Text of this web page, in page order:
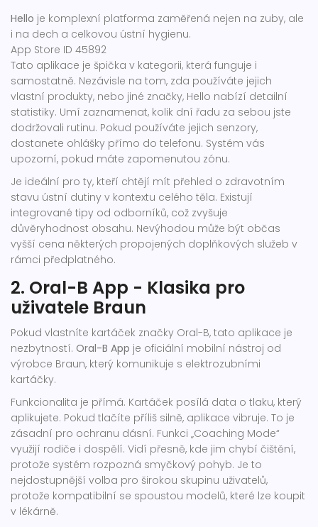
Hello je komplexní platforma zaměřená nejen na zuby, ale
i na dech a celkovou ústní hygienu.
App Store ID 45892
Tato aplikace je špička v kategorii, která funguje i
samostatně. Nezávisle na tom, zda používáte jejich
vlastní produkty, nebo jiné značky, Hello nabízí detailní
statistiky. Umí zaznamenat, kolik dní řadu za sebou jste
dodržovali rutinu. Pokud používáte jejich senzory,
dostanete ohlášky přímo do telefonu. Systém vás
upozorní, pokud máte zapomenutou zónu.
Je ideální pro ty, kteří chtějí mít přehled o zdravotním
stavu ústní dutiny v kontextu celého těla. Existují
integrované tipy od odborníků, což zvyšuje
důvěryhodnost obsahu. Nevýhodou může být občas
vyšší cena některých propojených doplňkových služeb v
rámci předplatného.
2. Oral-B App - Klasika pro
uživatele Braun
Pokud vlastníte kartáček značky Oral-B, tato aplikace je
nezbytností. Oral-B App je oficiální mobilní nástroj od
výrobce Braun, který komunikuje s elektrozubními
kartáčky.
Funkcionalita je přímá. Kartáček posílá data o tlaku, který
aplikujete. Pokud tlačíte příliš silně, aplikace vibruje. To je
zásadní pro ochranu dásní. Funkci „Coaching Mode“
využijí rodiče i dospělí. Vidí přesně, kde jim chybí čištění,
protože systém rozpozná smyčkový pohyb. Je to
nejdostupnější volba pro širokou skupinu uživatelů,
protože kompatibilní se spoustou modelů, které lze koupit
v lékárně.